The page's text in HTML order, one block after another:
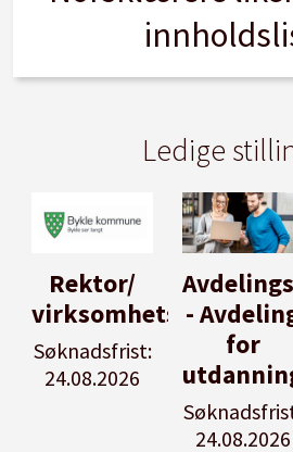
Ledige
Avdelingsdirektør
- Avdeling
for
utdanning
Dekan
Fakultet
for
og
og